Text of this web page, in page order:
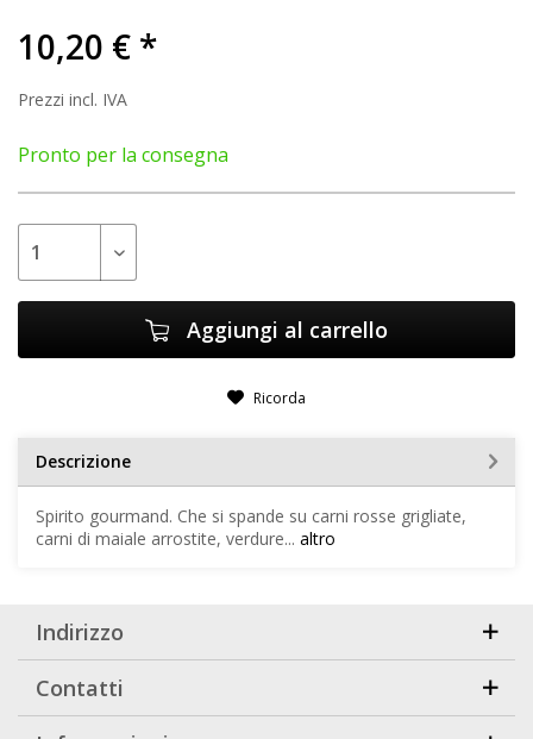
10,20 € *
Prezzi incl. IVA
Pronto per la consegna
Aggiungi al carrello
Ricorda
Descrizione
Spirito gourmand. Che si spande su carni rosse grigliate,
carni di maiale arrostite, verdure... altro
Indirizzo
Contatti